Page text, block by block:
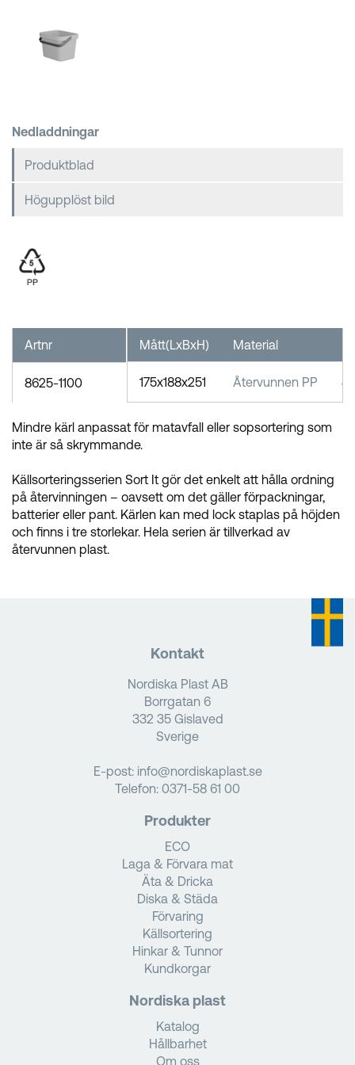
Nedladdningar
Produktblad
Högupplöst bild
Mått(LxBxH) Material
175x188x251 Återvunnen PP 8
Artnr
8625-1100
Mindre kärl anpassat för matavfall eller sopsortering som
inte är så skrymmande.
Källsorteringsserien Sort It gör det enkelt att hålla ordning
på återvinningen – oavsett om det gäller förpackningar,
batterier eller pant. Kärlen kan med lock staplas på höjden
och finns i tre storlekar. Hela serien är tillverkad av
återvunnen plast.
Kontakt
Nordiska Plast AB
Borrgatan 6
332 35 Gislaved
Sverige
E-post: info@nordiskaplast.se
Telefon: 0371-58 61 00
Produkter
ECO
Laga & Förvara mat
Äta & Dricka
Diska & Städa
Förvaring
Källsortering
Hinkar & Tunnor
Kundkorgar
Nordiska plast
Katalog
Hållbarhet
Om oss